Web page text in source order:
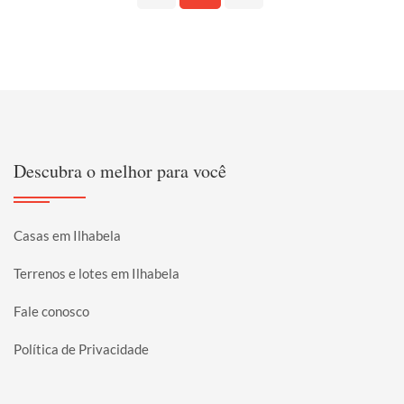
Descubra o melhor para você
Casas em Ilhabela
Terrenos e lotes em Ilhabela
Fale conosco
Política de Privacidade